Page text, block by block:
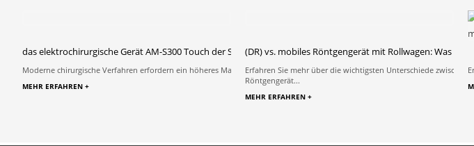
das elektrochirurgische Gerät AM-S300 Touch der Surgical Energy Platform entscheiden?
Moderne chirurgische Verfahren erfordern ein höheres Maß an Präzision, Sicherheit und Effizienz als...
MEHR ERFAHREN +
(DR) vs. mobiles Röntgengerät mit Rollwagen: Was ist
Erfahren Sie mehr über die wichtigsten Unterschiede
Röntgengerät...
MEHR ERFAHREN +